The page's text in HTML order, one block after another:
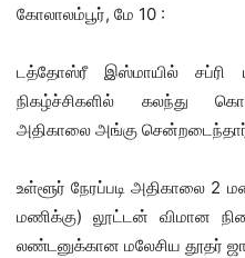
கோலாலம்பூர், மே 10 :
டத்தோஸ்ரீ இஸ்மாயில்
நிகழ்ச்சிகளில் கலந்து
அதிகாலை அங்கு
உள்ளூர் நேரப்படி அதிகாலை 2
மணிக்கு) லூட்டன் விமான
லண்டனுக்கான மலேசிய தூதர்